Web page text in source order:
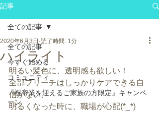
記事
全ての記事
今すぐ始める
コミュニティ
『祝卒業を迎えるご家族の方限定』キャンペ
ーン
全ての記事
ハイライト
2020年6月3日 読了時間: 1分
明るい髪色に、透明感も欲しい！
全部ブリーチはしっかりケアできる自
信がない、
明るくなった時に、職場が心配(*_*)